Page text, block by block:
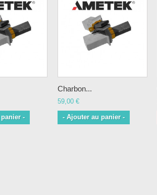
-
Charbon...
59,00 €
- Ajouter au panier -